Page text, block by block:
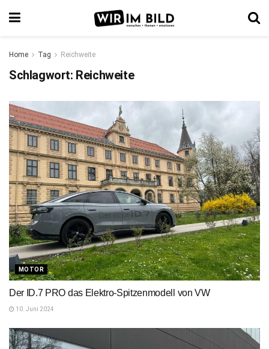
Home Tag Reichweite
Schlagwort: Reichweite
MOTOR
Der ID.7 PRO das Elektro-Spitzenmodell von VW
10. Juni 2024